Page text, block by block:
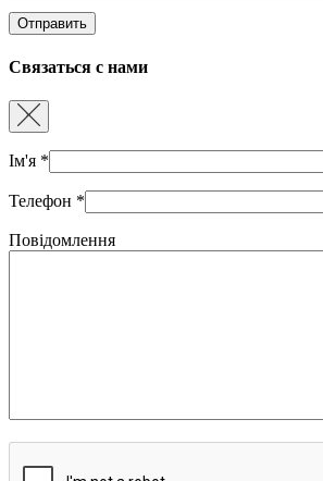
Связаться с нами
Ім'я *
Телефон *
Повідомлення